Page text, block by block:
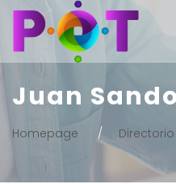
Juan
Homepage Directorio